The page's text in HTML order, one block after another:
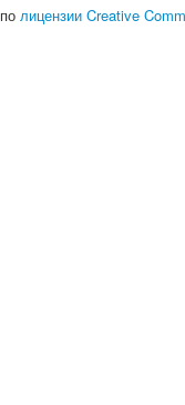
полицензии Creative